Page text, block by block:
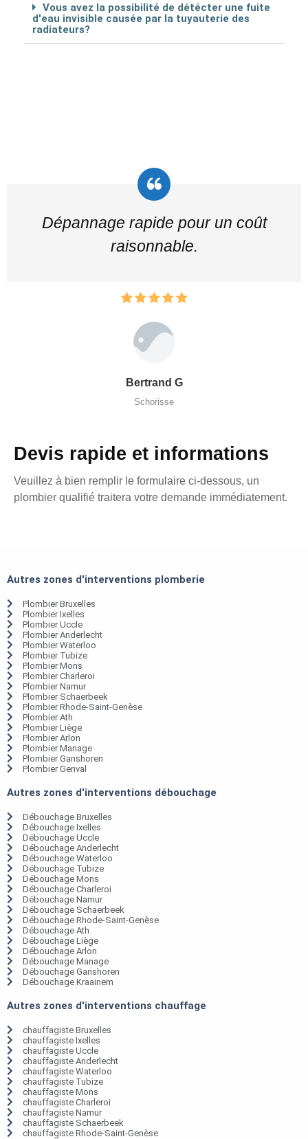
Vous avez la possibilité de détécter une fuite
d'eau invisible causée par la tuyauterie des
radiateurs?
Dépannage rapide pour un coût
raisonnable.
Bertrand G
Schorisse
Devis rapide et informations
Veuillez à bien remplir le formulaire ci-dessous, un
plombier qualifié traitera votre demande immédiatement.
Autres zones d'interventions plomberie
Plombier Bruxelles
Plombier Ixelles
Plombier Uccle
Plombier Anderlecht
Plombier Waterloo
Plombier Tubize
Plombier Mons
Plombier Charleroi
Plombier Namur
Plombier Schaerbeek
Plombier Rhode-Saint-Genèse
Plombier Ath
Plombier Liège
Plombier Arlon
Plombier Manage
Plombier Ganshoren
Plombier Genval
Autres zones d'interventions débouchage
Débouchage Bruxelles
Débouchage Ixelles
Débouchage Uccle
Débouchage Anderlecht
Débouchage Waterloo
Débouchage Tubize
Débouchage Mons
Débouchage Charleroi
Débouchage Namur
Débouchage Schaerbeek
Débouchage Rhode-Saint-Genèse
Débouchage Ath
Débouchage Liège
Débouchage Arlon
Débouchage Manage
Débouchage Ganshoren
Débouchage Kraainem
Autres zones d'interventions chauffage
chauffagiste Bruxelles
chauffagiste Ixelles
chauffagiste Uccle
chauffagiste Anderlecht
chauffagiste Waterloo
chauffagiste Tubize
chauffagiste Mons
chauffagiste Charleroi
chauffagiste Namur
chauffagiste Schaerbeek
chauffagiste Rhode-Saint-Genèse